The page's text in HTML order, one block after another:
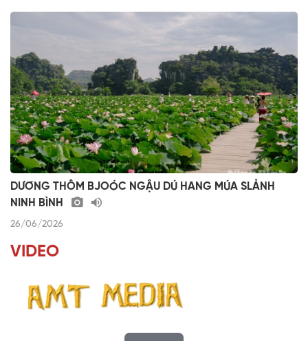
DƯƠNG THÔM BJOÓC NGẬU DÚ HANG MÚA SLẢNH
NINH BÌNH
26/06/2026
VIDEO